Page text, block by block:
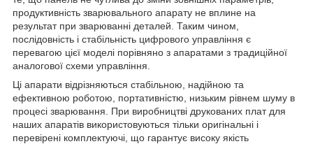
продуктивність зварювального апарату не вплине на
результат при зварюванні деталей. Таким чином,
послідовність і стабільність цифрового управління є
перевагою цієї моделі порівняно з апаратами з традиційної
аналогової схеми управління.
Ці апарати відрізняються стабільною, надійною та
ефективною роботою, портативністю, низьким рівнем шуму в
процесі зварювання. При виробництві друкованих плат для
наших апаратів використовуються тільки оригінальні і
перевірені комплектуючі, що гарантує високу якість